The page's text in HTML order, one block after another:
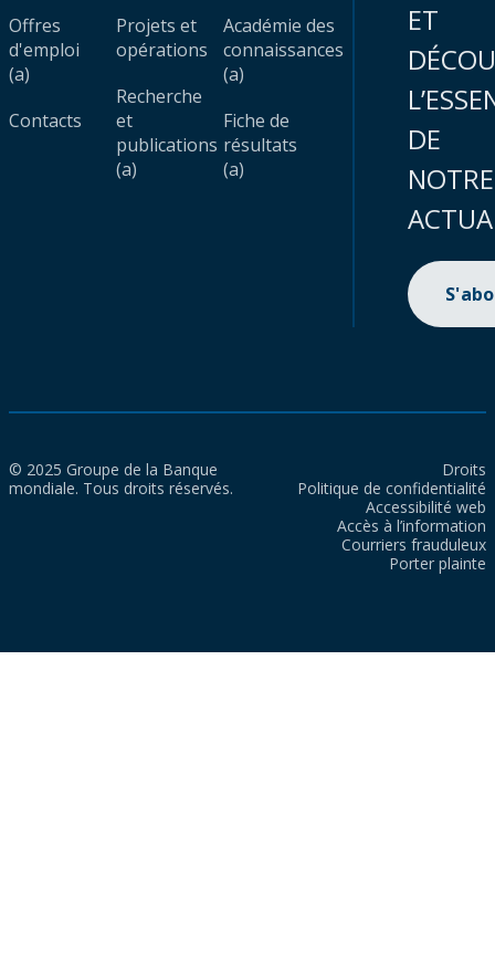
Offres
d'emploi
(a)
Contacts
Projets et
opérations
Recherche
et
publications
(a)
Académie des
connaissances
(a)
Fiche de
résultats
(a)
ET
DE
NOTRE
© 2025 Groupe de la Banque
mondiale. Tous droits réservés.
Droits
Politique de confidentialité
Accessibilité web
Accès à l’information
Courriers frauduleux
Porter plainte